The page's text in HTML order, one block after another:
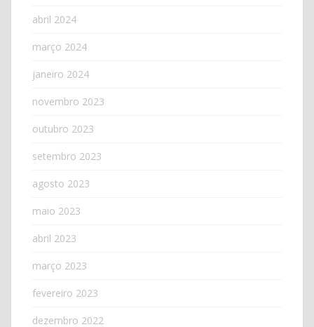
abril 2024
março 2024
janeiro 2024
novembro 2023
outubro 2023
setembro 2023
agosto 2023
maio 2023
abril 2023
março 2023
fevereiro 2023
dezembro 2022